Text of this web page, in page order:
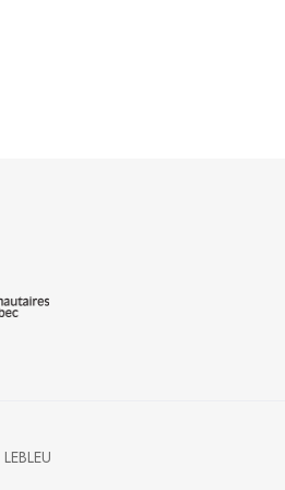
LEBLEU